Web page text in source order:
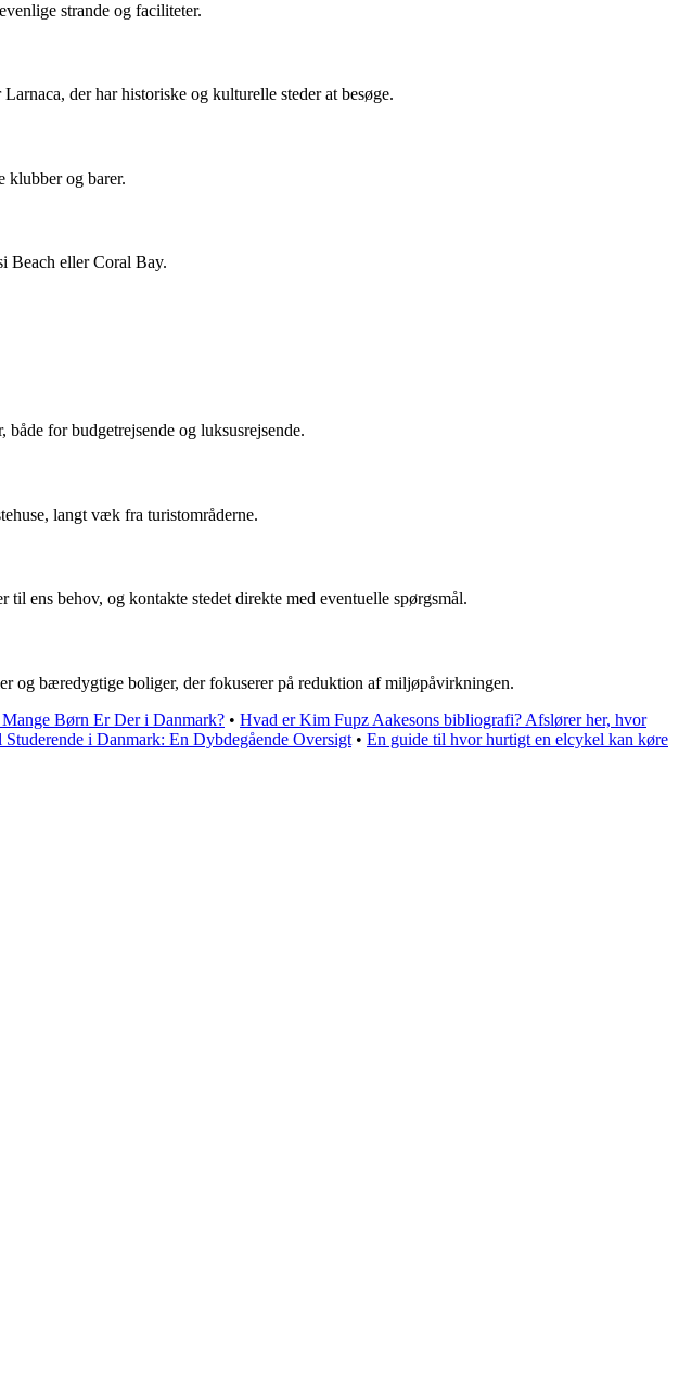
strande og faciliteter.
der har historiske og kulturelle steder at besøge.
klubber og barer.
Beach eller Coral Bay.
for budgetrejsende og luksusrejsende.
langt væk fra turistområderne.
ens behov, og kontakte stedet direkte med eventuelle spørgsmål.
og bæredygtige boliger, der fokuserer på reduktion af miljøpåvirkningen.
Børn Er Der i Danmark? • Hvad er Kim Fupz Aakesons bibliografi? Afslører her, hvor
Studerende i Danmark: En Dybdegående Oversigt • En guide til hvor hurtigt en elcykel kan køre